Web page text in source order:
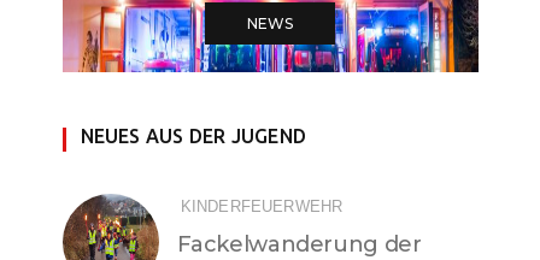
NEWS
NEUES AUS DER JUGEND
KINDERFEUERWEHR
Fackelwanderung der